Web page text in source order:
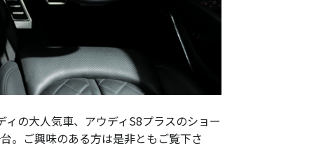
の大人気車、アウディS8プラスのショー
。ご興味のある方は是非ともご覧下さ